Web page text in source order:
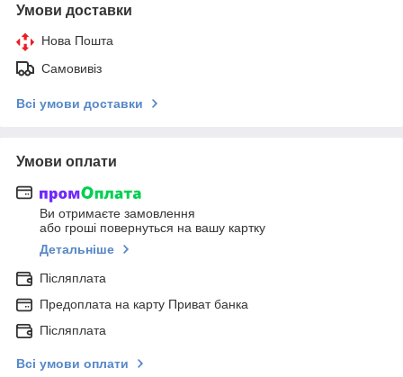
Умови доставки
Нова Пошта
Самовивіз
Всі умови доставки
Умови оплати
Ви отримаєте замовлення
або гроші повернуться на вашу картку
Детальніше
Післяплата
Предоплата на карту Приват банка
Післяплата
Всі умови оплати